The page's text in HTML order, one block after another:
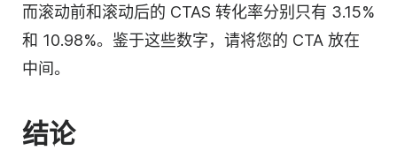
而滚动前和滚动后的 CTAS 转化率分别只有 3.15%
和 10.98%。鉴于这些数字，请将您的 CTA 放在
中间。
结论